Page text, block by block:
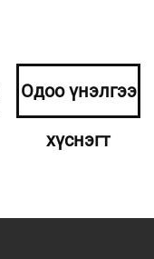
Одоо үнэлгээ
хүснэгт